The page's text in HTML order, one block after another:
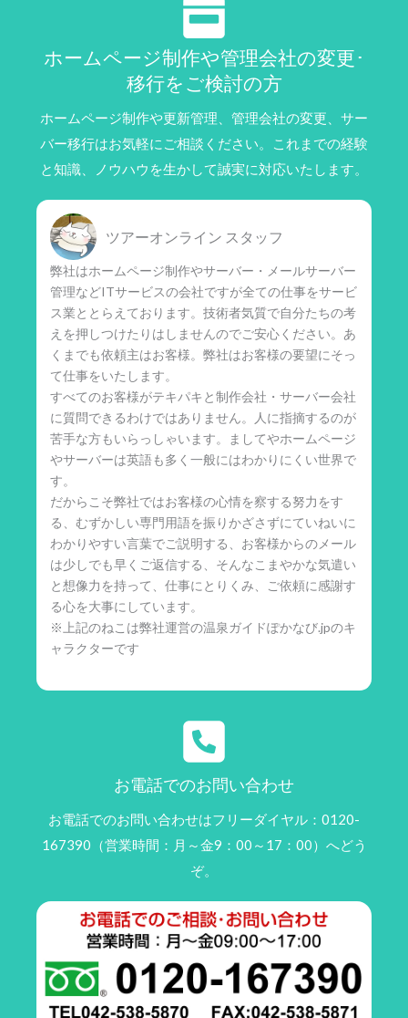
ホームページ制作や管理会社の変更･
移行をご検討の方
ホームページ制作や更新管理、管理会社の変更、サー
バー移行はお気軽にご相談ください。これまでの経験
と知識、ノウハウを生かして誠実に対応いたします。
ツアーオンライン スタッフ
弊社はホームページ制作やサーバー・メールサーバー
管理などITサービスの会社ですが全ての仕事をサービ
ス業ととらえております。技術者気質で自分たちの考
えを押しつけたりはしませんのでご安心ください。あ
くまでも依頼主はお客様。弊社はお客様の要望にそっ
て仕事をいたします。
すべてのお客様がテキパキと制作会社・サーバー会社
に質問できるわけではありません。人に指摘するのが
苦手な方もいらっしゃいます。ましてやホームページ
やサーバーは英語も多く一般にはわかりにくい世界で
す。
だからこそ弊社ではお客様の心情を察する努力をす
る、むずかしい専門用語を振りかざさずにていねいに
わかりやすい言葉でご説明する、お客様からのメール
は少しでも早くご返信する、そんなこまやかな気遣い
と想像力を持って、仕事にとりくみ、ご依頼に感謝す
る心を大事にしています。
※上記のねこは弊社運営の温泉ガイドぽかなび.jpのキ
ャラクターです
お電話でのお問い合わせ
お電話でのお問い合わせはフリーダイヤル：0120-
167390（営業時間：月～金9：00～17：00）へどう
ぞ。